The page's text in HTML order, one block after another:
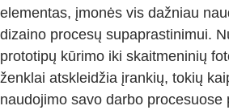
elementas, įmonės vis dažniau
dizaino procesų supaprastinimui.
prototipų kūrimo iki skaitmeninių
ženklai atskleidžia įrankių, tokių
naudojimo savo darbo procesuose